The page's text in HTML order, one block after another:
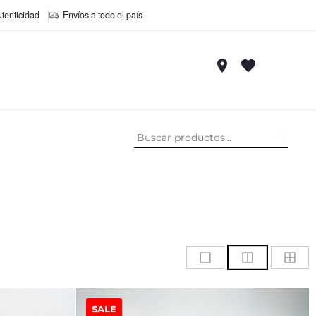
Envíos a todo el país
SALE